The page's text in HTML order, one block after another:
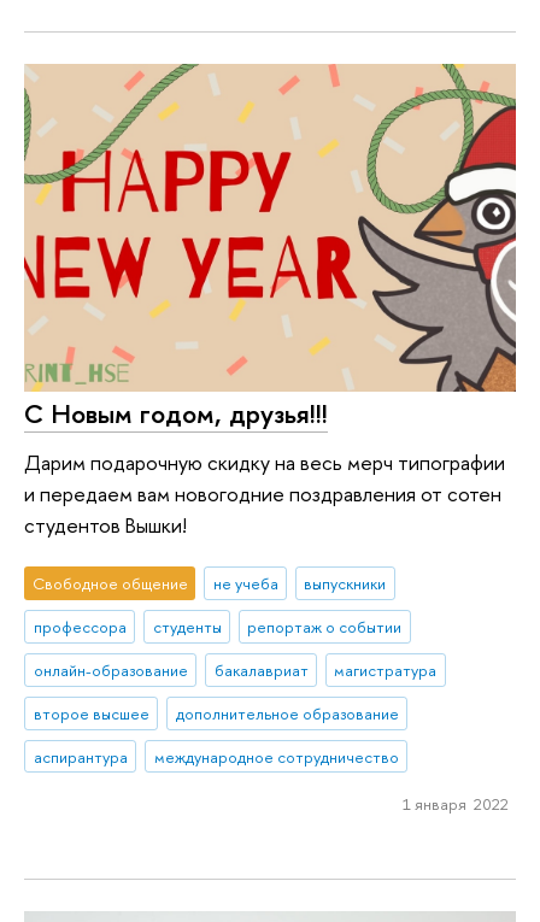
С Новым годом, друзья!!!
Дарим подарочную скидку на весь мерч типографии
и передаем вам новогодние поздравления от сотен
студентов Вышки!
Свободное общение не учеба
выпускники
профессора
студенты
репортаж о событии
онлайн-образование
бакалавриат
магистратура
второе высшее
дополнительное образование
аспирантура
международное сотрудничество
1 января 2022